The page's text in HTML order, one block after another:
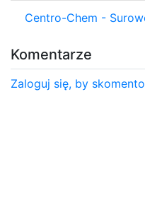
Centro-Chem -
Komentarze
Zaloguj się, by